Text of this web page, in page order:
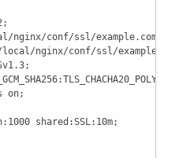
nginx/conf/ssl/
nginx/conf/ssl/
on;
shared:SSL:10m;